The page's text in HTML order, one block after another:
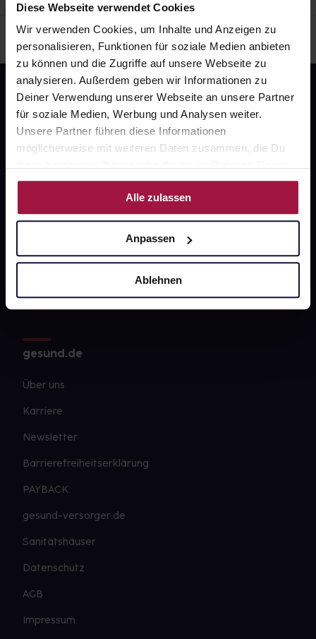
Diese Webseite verwendet Cookies
Wir verwenden Cookies, um Inhalte und Anzeigen zu
personalisieren, Funktionen für soziale Medien anbieten
zu können und die Zugriffe auf unsere Webseite zu
analysieren. Außerdem geben wir Informationen zu
Deiner Verwendung unserer Webseite an unsere Partner
für soziale Medien, Werbung und Analysen weiter.
Unsere Partner führen diese Informationen
möglicherweise mit weiteren Daten zusammen, die Du
Nutzung der Dienste gesammelt haben.
Alle zulassen
Anpassen
Ablehnen
Fragen zu Deiner Bestellung?
Kontakt
gesund.de
Über uns
Karriere
Newsletter
Barrierefreiheitserklärung
PAYBACK
gesund-versorger.de
Sanitätshäuser
Datenschutz
AGB
Impressum